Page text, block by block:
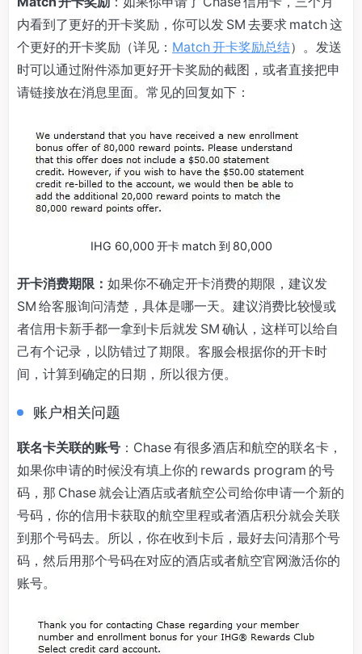
内看到了更好的开卡奖励，你可以发 SM 去要求 match 这
个更好的开卡奖励（详见： Match 开卡奖励总结）。发送
时可以通过附件添加更好开卡奖励的截图，或者直接把申
请链接放在消息里面。常见的回复如下：
IHG 60,000 开卡 match 到 80,000
开卡消费期限： 如果你不确定开卡消费的期限，建议发
SM 给客服询问清楚，具体是哪一天。建议消费比较慢或
者信用卡新手都一拿到卡后就发 SM 确认，这样可以给自
己有个记录，以防错过了期限。客服会根据你的开卡时
间，计算到确定的日期，所以很方便。
账户相关问题
联名卡关联的账号 ：Chase 有很多酒店和航空的联名卡，
如果你申请的时候没有填上你的 rewards program 的号
码，那 Chase 就会让酒店或者航空公司给你申请一个新的
号码，你的信用卡获取的航空里程或者酒店积分就会关联
到那个号码去。所以，你在收到卡后，最好去问清那个号
码，然后用那个号码在对应的酒店或者航空官网激活你的
账号。